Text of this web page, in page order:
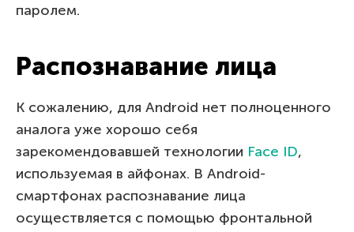
паролем.
Распознавание лица
К сожалению, для Android нет полноценного
аналога уже хорошо себя
зарекомендовавшей технологии Face ID,
используемая в айфонах. В Android-
смартфонах распознавание лица
осуществляется с помощью фронтальной